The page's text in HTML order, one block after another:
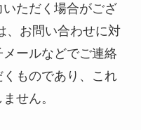
ただく場合がござ
、お問い合わせに対
ールなどでご連絡
ものであり、これ
せん。